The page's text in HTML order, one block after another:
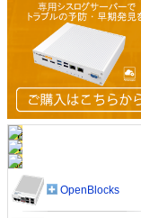
OpenBlocks